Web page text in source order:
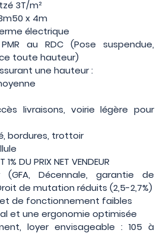
3T/m²
x 4m
électrique
au RDC (Pose suspendue,
toute hauteur)
une hauteur :
livraisons, voirie légère pour
bordures, trottoir
1% DU PRIX NET VENDEUR
(GFA, Décennale, garantie de
de mutation réduits (2,5-2,7%)
de fonctionnement faibles
et une ergonomie optimisée
loyer envisageable : 105 à